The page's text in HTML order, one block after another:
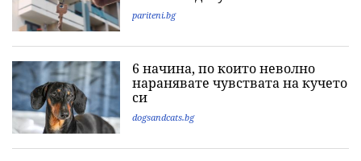
pariteni.bg
6 начина, по които неволно
наранявате чувствата на кучето
си
dogsandcats.bg